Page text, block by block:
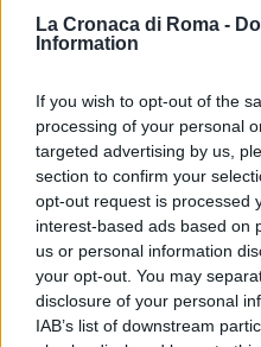
La Cronaca di Roma -
Information
If you wish to opt-out of the
processing of your personal
targeted advertising by us,
section to confirm your
opt-out request is processed
interest-based ads based on
us or personal information
your opt-out. You may
disclosure of your personal
IAB’s list of downstream
protagoniste, e non solo
sfida è culturale e
reale inclusione, si
comunità a una spirale di
L’incontro a Quarticciolo
sulla sicurezza deve
costruttivo. Non
diventi l’unico criterio
città. E ora la domanda